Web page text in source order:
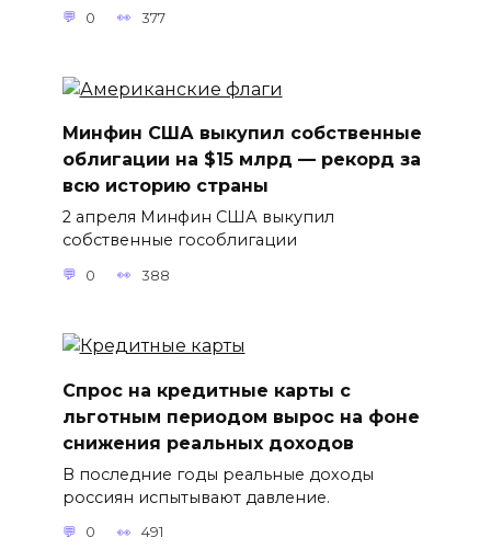
0 377
Минфин США выкупил собственные
облигации на $15 млрд — рекорд за
всю историю страны
2 апреля Минфин США выкупил
собственные гособлигации
0 388
Спрос на кредитные карты с
льготным периодом вырос на фоне
снижения реальных доходов
В последние годы реальные доходы
россиян испытывают давление.
0 491